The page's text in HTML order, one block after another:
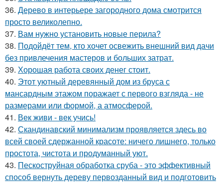
36. Дерево в интерьере загородного дома смотрится
просто великолепно.
37. Вам нужно установить новые перила?
38. Подойдёт тем, кто хочет освежить внешний вид дачи
без привлечения мастеров и больших затрат.
39. Хорошая работа своих денег стоит.
40. Этот уютный деревянный дом из бруса с
мансардным этажом поражает с первого взгляда - не
размерами или формой, а атмосферой.
41. Век живи - век учись!
42. Скандинавский минимализм проявляется здесь во
всей своей сдержанной красоте: ничего лишнего, только
простота, чистота и продуманный уют.
43. Пескоструйная обработка сруба - это эффективный
способ вернуть дереву первозданный вид и подготовить